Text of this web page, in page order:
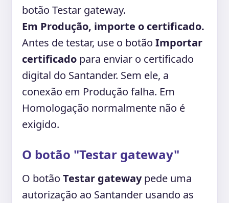
botão Testar gateway.
Em Produção, importe o certificado.
Antes de testar, use o botão Importar
certificado para enviar o certificado
digital do Santander. Sem ele, a
conexão em Produção falha. Em
Homologação normalmente não é
exigido.
O botão "Testar gateway"
O botão Testar gatewaypede uma
autorização ao Santander usando as